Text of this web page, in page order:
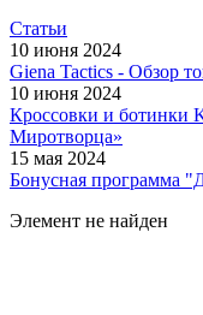
Статьи
10 июня 2024
Giena Tactics - Обзор
10 июня 2024
Кроссовки и ботинки
Миротворца»
15 мая 2024
Бонусная программа
Элемент не найден